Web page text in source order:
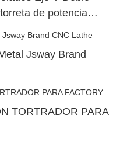
de potencia
Jsway Brand
TORTRADOR PARA